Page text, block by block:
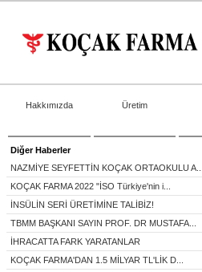
Hakkımızda Üretim
Diğer Haberler
NAZMİYE SEYFETTİN KOÇAK ORTAOKULU A...
KOÇAK FARMA 2022 "İSO Türkiye'nin i...
İNSÜLİN SERİ ÜRETİMİNE TALİBİZ!
TBMM BAŞKANI SAYIN PROF. DR MUSTAFA...
İHRACATTA FARK YARATANLAR
KOÇAK FARMA'DAN 1.5 MİLYAR TL'LİK D...